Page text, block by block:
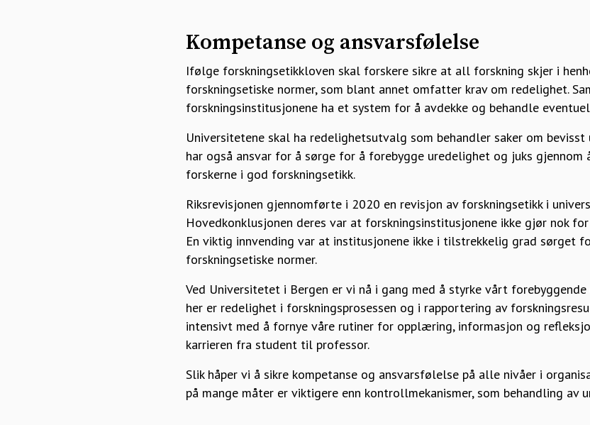
Kompetanse og ansvarsfølelse
Ifølge forskningsetikkloven skal forskere sikre at all forskning skjer i
forskningsetiske normer, som blant annet omfatter krav om redelighet.
forskningsinstitusjonene ha et system for å avdekke og behandle
Universitetene skal ha redelighetsutvalg som behandler saker om
har også ansvar for å sørge for å forebygge uredelighet og juks
forskerne i god forskningsetikk.
Riksrevisjonen gjennomførte i 2020 en revisjon av forskningsetikk i
Hovedkonklusjonen deres var at forskningsinstitusjonene ikke gjør nok
En viktig innvending var at institusjonene ikke i tilstrekkelig grad sørget
forskningsetiske normer.
Ved Universitetet i Bergen er vi nå i gang med å styrke vårt
her er redelighet i forskningsprosessen og i rapportering av
intensivt med å fornye våre rutiner for opplæring, informasjon og
karrieren fra student til professor.
Slik håper vi å sikre kompetanse og ansvarsfølelse på alle nivåer i
på mange måter er viktigere enn kontrollmekanismer, som behandling av